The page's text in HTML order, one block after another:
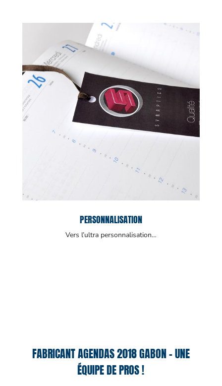
PERSONNALISATION
Vers l’ultra personnalisation…
FABRICANT AGENDAS 2018 GABON – UNE
ÉQUIPE DE PROS !